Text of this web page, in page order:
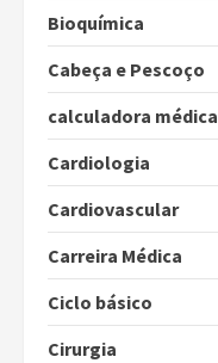
Bioquímica
Cabeça e Pescoço
calculadora médica
Cardiologia
Cardiovascular
Carreira Médica
Ciclo básico
Cirurgia